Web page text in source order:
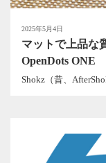
2025年5月4日
マットで上品な
OpenDots ONE
Shokz（昔、